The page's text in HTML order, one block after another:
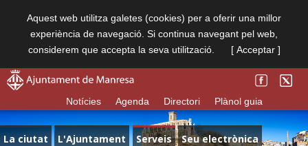
Aquest web utilitza galetes (cookies) per a oferir una millor
experiència de navegació. Si continua navegant pel web,
considerem que accepta la seva utilització.
[ Acceptar ]
Notícies Agenda Directori Plànol guia
La ciutat L'Ajuntament Serveis
Seu electrònica